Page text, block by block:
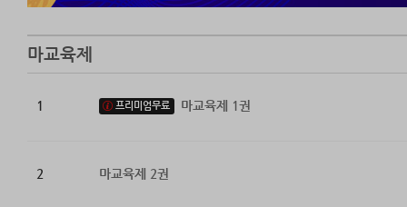
마교육제
1 프리미엄무료 마교육제 1권
2 마교육제 2권